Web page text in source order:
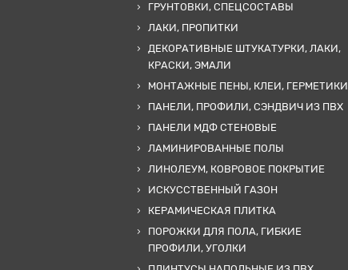
ГРУНТОВКИ, СПЕЦСОСТАВЫ
ЛАКИ, ПРОПИТКИ
ДЕКОРАТИВНЫЕ ШТУКАТУРКИ, ЛАКИ,
КРАСКИ, ЭМАЛИ
МОНТАЖНЫЕ ПЕНЫ, КЛЕИ, ГЕРМЕТИКИ
ПАНЕЛИ, ПРОФИЛИ, СЭНДВИЧ ИЗ ПВХ
ПАНЕЛИ МДФ СТЕНОВЫЕ
ЛАМИНИРОВАННЫЕ ПОЛЫ
ЛИНОЛЕУМ, КОВРОВОЕ ПОКРЫТИЕ
ИСКУССТВЕННЫЙ ГАЗОН
КЕРАМИЧЕСКАЯ ПЛИТКА
ПОРОЖКИ ДЛЯ ПОЛА, ГИБКИЕ
ПРОФИЛИ, УГОЛКИ